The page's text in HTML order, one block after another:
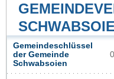
Gemeindeschlüssel
der Gemeinde
Schwabsoien